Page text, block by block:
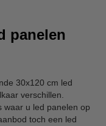
panelen
30x120 cm led
verschillen.
waar u led panelen op
toch een led